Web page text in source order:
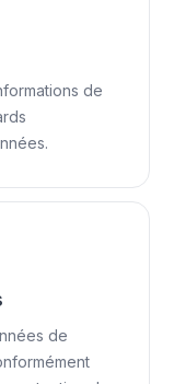
de
de